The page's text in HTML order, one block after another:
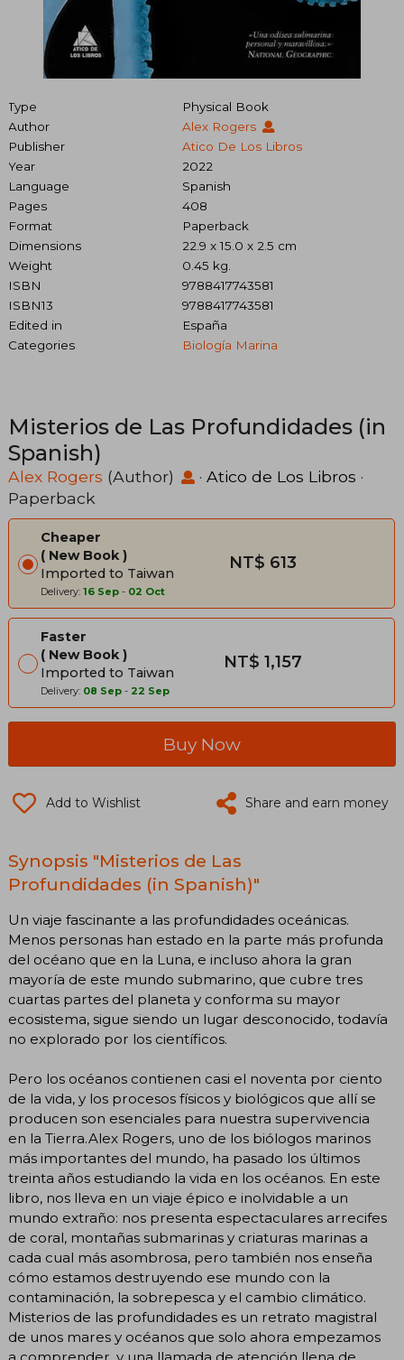
Type
Physical Book
Author
Alex Rogers
Publisher
Atico De Los Libros
Year
2022
Language
Spanish
Pages
408
Format
Paperback
Dimensions
22.9 x 15.0 x 2.5 cm
Weight
0.45 kg.
ISBN
9788417743581
ISBN13
9788417743581
Edited in
España
Categories
Biología Marina
Misterios de Las Profundidades (in
Spanish)
Alex Rogers (Author) · Atico de Los Libros ·
Paperback
Cheaper
New Book
Imported to Taiwan
Delivery: 16 Sep - 02 Oct
NT$ 613
Faster
New Book
Imported to Taiwan
Delivery: 08 Sep - 22 Sep
NT$ 1,157
Buy Now
Add to Wishlist Share and earn money
Synopsis "Misterios de Las
Profundidades (in Spanish)"
Un viaje fascinante a las profundidades oceánicas.
Menos personas han estado en la parte más profunda
del océano que en la Luna, e incluso ahora la gran
mayoría de este mundo submarino, que cubre tres
cuartas partes del planeta y conforma su mayor
ecosistema, sigue siendo un lugar desconocido, todavía
no explorado por los científicos.
Pero los océanos contienen casi el noventa por ciento
de la vida, y los procesos físicos y biológicos que allí se
producen son esenciales para nuestra supervivencia
en la Tierra.Alex Rogers, uno de los biólogos marinos
más importantes del mundo, ha pasado los últimos
treinta años estudiando la vida en los océanos. En este
libro, nos lleva en un viaje épico e inolvidable a un
mundo extraño: nos presenta espectaculares arrecifes
de coral, montañas submarinas y criaturas marinas a
cada cual más asombrosa, pero también nos enseña
cómo estamos destruyendo ese mundo con la
contaminación, la sobrepesca y el cambio climático.
Misterios de las profundidades es un retrato magistral
de unos mares y océanos que solo ahora empezamos